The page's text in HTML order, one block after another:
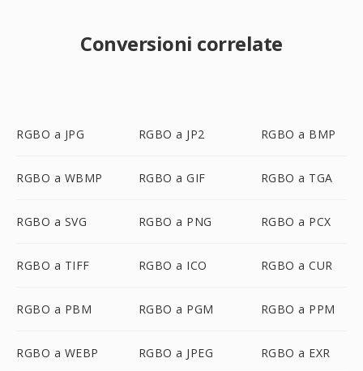
Conversioni correlate
RGBO a JPG RGBO a JP2 RGBO a BMP
RGBO a WBMP RGBO a GIF RGBO a TGA
RGBO a SVG RGBO a PNG RGBO a PCX
RGBO a TIFF RGBO a ICO RGBO a CUR
RGBO a PBM RGBO a PGM RGBO a PPM
RGBO a WEBP RGBO a JPEG RGBO a EXR